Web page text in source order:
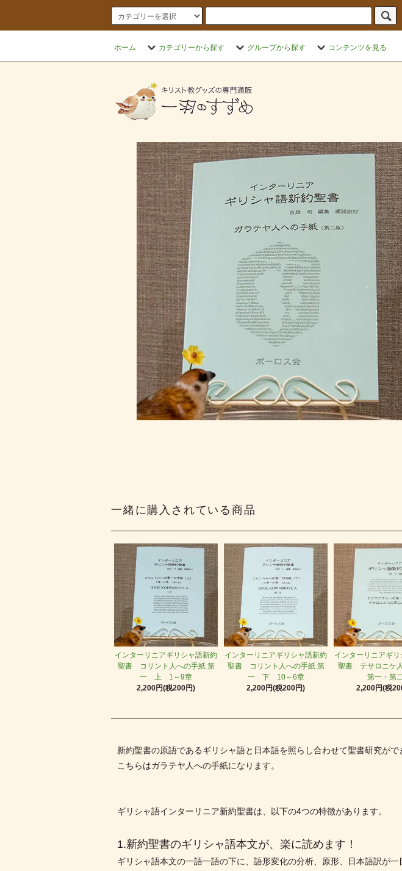
ホーム カテゴリーから探す グループから探す コンテンツを見る
一緒に購入されている商品
インターリニアギリシャ語新約
聖書 コリント人への手紙 第
一 上 1～9章
2,200円(税200円)
インターリニアギリシャ語新約
聖書 コリント人への手紙 第
一 下 10～6章
2,200円(税200円)
インターリニアギ
聖書 テサロニケ
第一・第
2,200円(税
新約聖書の原語であるギリシャ語と日本語を照らし合わせて聖書研究がで
こちらはガラテヤ人への手紙になります。
ギリシャ語インターリニア新約聖書は、以下の4つの特徴があります。
1.新約聖書のギリシャ語本文が、楽に読めます！
ギリシャ語本文の一語一語の下に、語形変化の分析、原形、日本語訳が